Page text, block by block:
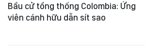
Bầu cử tổng thống Colombia: Ứng
viên cánh hữu dẫn sít sao